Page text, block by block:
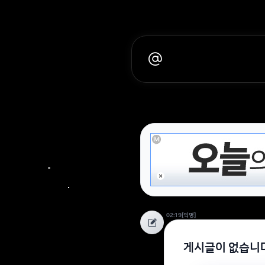
02:19[익명]
게시글이 없습니